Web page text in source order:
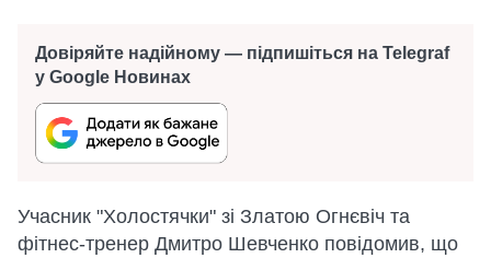
Довіряйте надійному — підпишіться на Telegraf
у Google Новинах
Учасник "Холостячки" зі Златою Огнєвіч та
фітнес-тренер Дмитро Шевченко повідомив, що